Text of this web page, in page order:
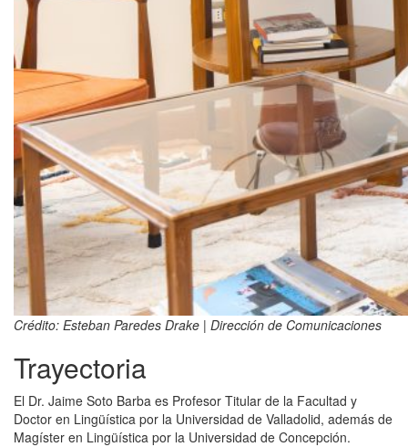
Crédito: Esteban Paredes Drake | Dirección de Comunicaciones
Trayectoria
El Dr. Jaime Soto Barba es Profesor Titular de la Facultad y
Doctor en Lingüística por la Universidad de Valladolid, además de
Magíster en Lingüística por la Universidad de Concepción.